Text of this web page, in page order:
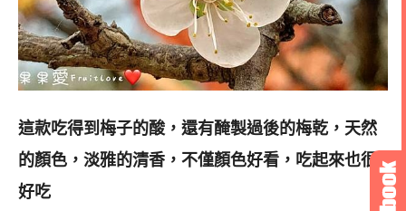
這款吃得到梅子的酸，還有醃製過後的梅乾，天然
的顏色，淡雅的清香，不僅顏色好看，吃起來也很
好吃